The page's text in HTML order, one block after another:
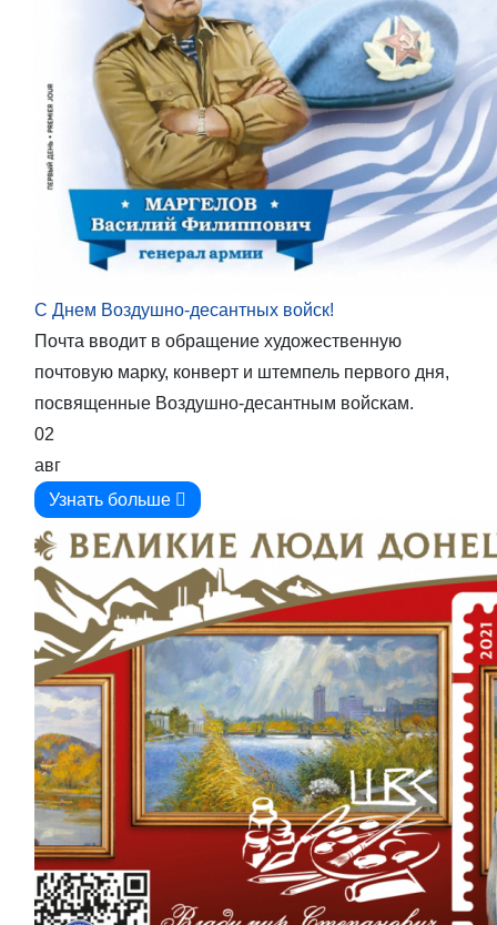
С Днем Воздушно-десантных войск!
Почта вводит в обращение художественную
почтовую марку, конверт и штемпель первого дня,
посвященные Воздушно-десантным войскам.
02
авг
Узнать больше